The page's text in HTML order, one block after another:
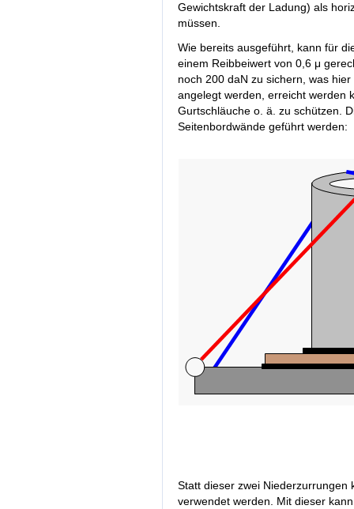
Gewichtskraft der Ladung) als
müssen.
Wie bereits ausgeführt, kann für
einem Reibbeiwert von 0,6 μ
noch 200 daN zu sichern, was
angelegt werden, erreicht werden
Gurtschläuche o. ä. zu schützen.
Seitenbordwände geführt werden:
Statt dieser zwei Niederzurrungen
verwendet werden. Mit dieser